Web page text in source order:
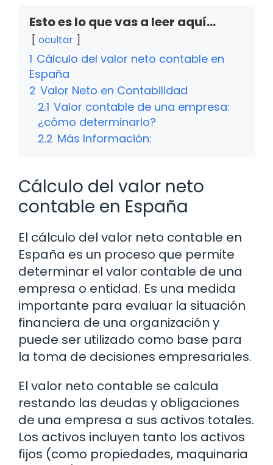
Esto es lo que vas a leer aquí...
ocultar
1 Cálculo del valor neto contable en
España
2 Valor Neto en Contabilidad
2.1 Valor contable de una empresa:
¿cómo determinarlo?
2.2 Más Información:
Cálculo del valor neto
contable en España
El cálculo del valor neto contable en
España es un proceso que permite
determinar el valor contable de una
empresa o entidad. Es una medida
importante para evaluar la situación
financiera de una organización y
puede ser utilizado como base para
la toma de decisiones empresariales.
El valor neto contable se calcula
restando las deudas y obligaciones
de una empresa a sus activos totales.
Los activos incluyen tanto los activos
fijos (como propiedades, maquinaria